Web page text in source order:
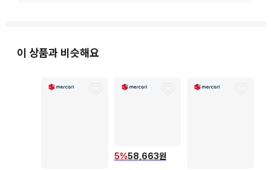
이 상품과 비슷해요
5%58,663원